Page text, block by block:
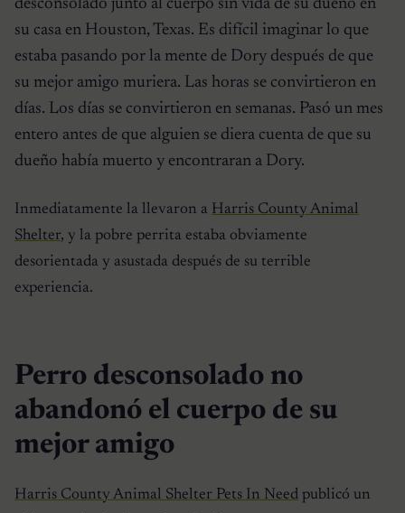
desconsolado junto al cuerpo sin vida de su dueño en
su casa en Houston, Texas. Es difícil imaginar lo que
estaba pasando por la mente de Dory después de que
su mejor amigo muriera. Las horas se convirtieron en
días. Los días se convirtieron en semanas. Pasó un mes
entero antes de que alguien se diera cuenta de que su
dueño había muerto y encontraran a Dory.
Inmediatamente la llevaron a Harris County Animal
Shelter, y la pobre perrita estaba obviamente
desorientada y asustada después de su terrible
experiencia.
Perro desconsolado no
abandonó el cuerpo de su
mejor amigo
Harris County Animal Shelter Pets In Need publicó un